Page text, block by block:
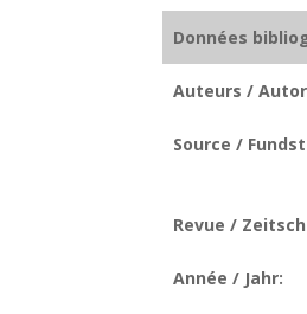
Données
Auteurs /
Source /
Revue /
Année / Jahr: